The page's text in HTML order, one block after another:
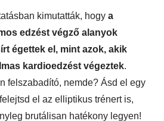
kimutatták, hogy a
edzést végző alanyok
égettek el, mint azok, akik
kardioedzést végeztek.
felszabadító, nemde? Ásd el egy
el az elliptikus trénert is,
brutálisan hatékony legyen!